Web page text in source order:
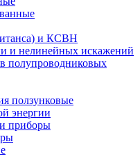
и КСВН
и нелинейных искажений
полупроводниковых
ползунковые
энергии
приборы